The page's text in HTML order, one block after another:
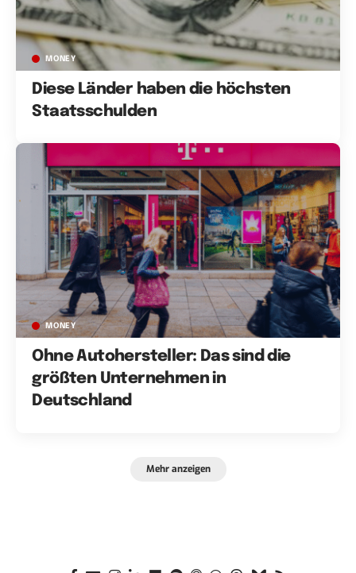
MONEY
Diese Länder haben die höchsten
Staatsschulden
MONEY
Ohne Autohersteller: Das sind die
größten Unternehmen in
Deutschland
Mehr anzeigen